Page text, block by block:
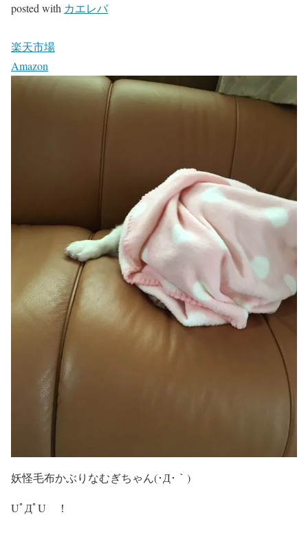
posted with カエレバ
楽天市場
Amazon
妖怪毛布かぶりなむぎちゃん(･Д･｀)
UﾟДﾟU ！